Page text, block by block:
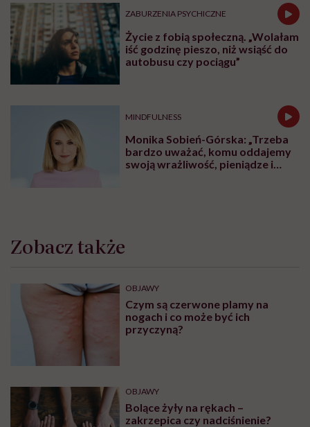
ZABURZENIA PSYCHICZNE
Życie z fobią społeczną. „Wolałam
iść godzinę pieszo, niż wsiąść do
autobusu czy pociągu”
MINDFULNESS
Monika Sobień-Górska: „Trzeba
bardzo uważać, komu oddajemy
swoją wrażliwość, pieniądze i
Zobacz także
OBJAWY
Czym są czerwone plamy na
nogach i co może być ich
przyczyną?
OBJAWY
Bolące żyły na rękach –
zakrzepica czy nadciśnienie?